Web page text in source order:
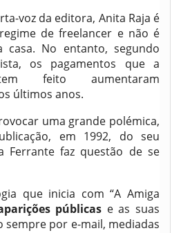
voz da editora, Anita Raja é
de freelancer e não é
casa. No entanto, segundo
os pagamentos que a
feito aumentaram
últimos anos.
uma grande polémica,
em 1992, do seu
Ferrante faz questão de se
que inicia com “A Amiga
públicas e as suas
sempre por e-mail, mediadas